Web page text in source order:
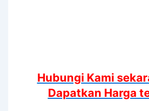
Hubungi Kami
Dapatkan Harga